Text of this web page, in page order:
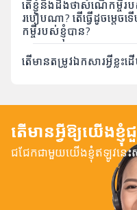
តើខ្ញុំនឹងដឹងថាសំណើកម្ចីរ
របៀបណា? តើធ្វើដូចម្តេច
កម្ចីរបស់ខ្ញុំបាន?
តើមានតម្រូវឯកសារអ្វីខ្លះដ
តើមានអ្វីឱ្យយើងខ្
ជជែកជាមួយយើងខ្ញុំឥឡូវនេះ